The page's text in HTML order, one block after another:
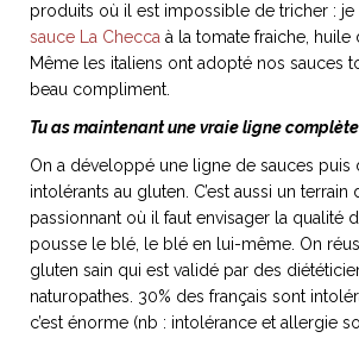
produits où il est impossible de tricher : je
sauce La Checca à la tomate fraiche, huile
Même les italiens ont adopté nos sauces
beau compliment.
Tu as maintenant une vraie ligne
On a développé une ligne de sauces puis
intolérants au gluten. C’est aussi un
passionnant où il faut envisager la qualité
pousse le blé, le blé en lui-même. On
gluten sain qui est validé par des
naturopathes. 30% des français sont
c’est énorme (nb : intolérance et allergie